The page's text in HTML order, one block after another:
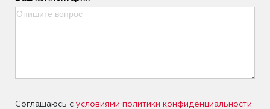
Соглашаюсь с условиями политики конфиденциальности